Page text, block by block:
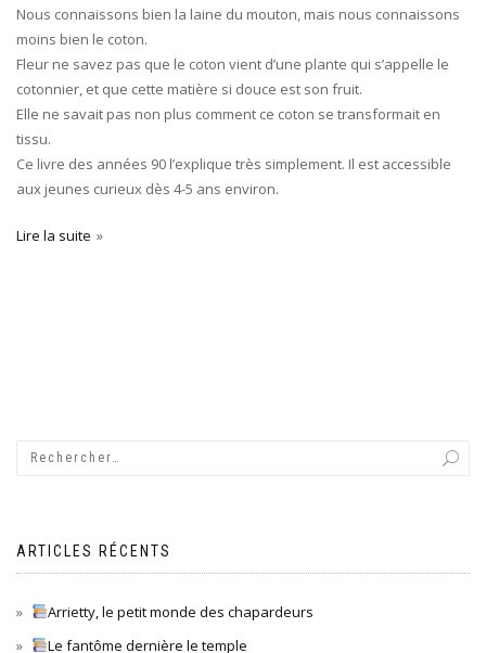
Nous connaissons bien la laine du mouton, mais nous connaissons
moins bien le coton.
Fleur ne savez pas que le coton vient d’une plante qui s’appelle le
cotonnier, et que cette matière si douce est son fruit.
Elle ne savait pas non plus comment ce coton se transformait en
tissu.
Ce livre des années 90 l’explique très simplement. Il est accessible
aux jeunes curieux dès 4-5 ans environ.
Lire la suite
ARTICLES RÉCENTS
Arrietty, le petit monde des chapardeurs
Le fantôme dernière le temple